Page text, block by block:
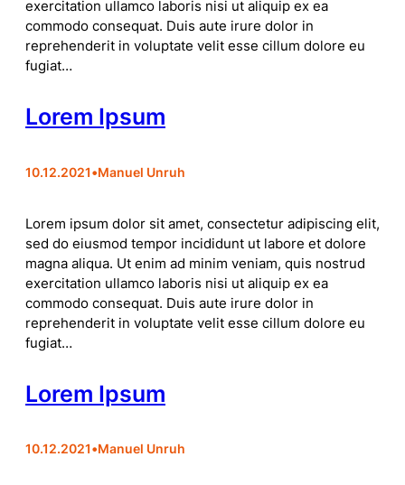
exercitation ullamco laboris nisi ut aliquip ex ea
commodo consequat. Duis aute irure dolor in
reprehenderit in voluptate velit esse cillum dolore eu
fugiat…
Lorem Ipsum
10.12.2021•Manuel Unruh
Lorem ipsum dolor sit amet, consectetur adipiscing elit,
sed do eiusmod tempor incididunt ut labore et dolore
magna aliqua. Ut enim ad minim veniam, quis nostrud
exercitation ullamco laboris nisi ut aliquip ex ea
commodo consequat. Duis aute irure dolor in
reprehenderit in voluptate velit esse cillum dolore eu
fugiat…
Lorem Ipsum
10.12.2021•Manuel Unruh